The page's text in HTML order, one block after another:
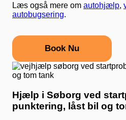
Læs også mere om autohjælp,
autobugsering.
Book Nu
Hjælp i Søborg ved
punktering, låst bil og